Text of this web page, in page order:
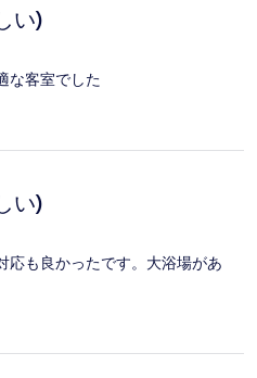
い)
な客室でした
い)
応も良かったです。大浴場があ